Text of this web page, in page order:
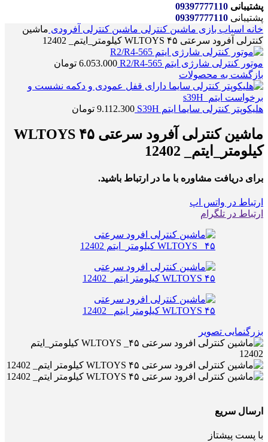
پشتیبانی 09397777110
پشتیبانی 09397777110
خانه اسباب بازی ماشین کنترلی ماشین کنترلی آفرودی ماشین
کنترلی آفرود سرعتی WLTOYS ۴۵ کیلومتر_ایتم_ 12402
موتور کنترلی شارژی ایتم R2/R4-565 6.053.000 تومان
بازگشت به محصولات
هلیکوپتر کنترلی سایما ایتم S39H 9.112.300 تومان
ماشین کنترلی آفرود سرعتی WLTOYS ۴۵
کیلومتر_ایتم_ 12402
برای دریافت مشاوره با ما در ارتباط باشید.
ارتباط در واتس اپ
ارتباط در تلگرام
بزرگنمایی تصویر
ارسال سریع
با پست پیشتاز